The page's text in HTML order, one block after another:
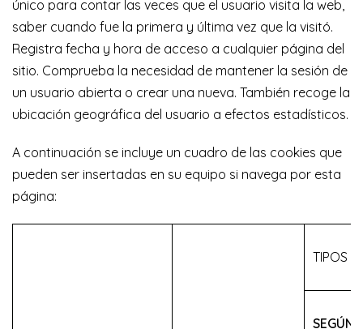
único para contar las veces que el usuario visita la web,
saber cuando fue la primera y última vez que la visitó.
Registra fecha y hora de acceso a cualquier página del
sitio. Comprueba la necesidad de mantener la sesión de
un usuario abierta o crear una nueva. También recoge la
ubicación geográfica del usuario a efectos estadísticos.
A continuación se incluye un cuadro de las cookies que
pueden ser insertadas en su equipo si navega por esta
página:
TIPOS
SEGÚN